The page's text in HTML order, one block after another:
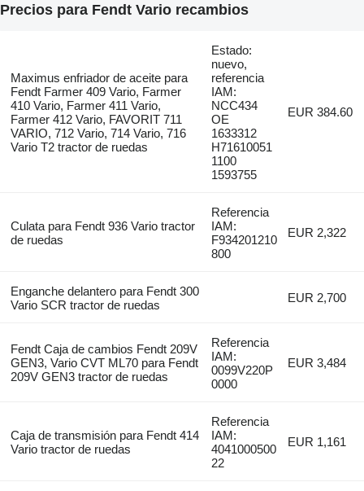
Precios para Fendt Vario recambios
Maximus enfriador de aceite para
Fendt Farmer 409 Vario, Farmer
410 Vario, Farmer 411 Vario,
Farmer 412 Vario, FAVORIT 711
VARIO, 712 Vario, 714 Vario, 716
Vario T2 tractor de ruedas
Estado:
nuevo,
referencia
IAM:
NCC434
OE
1633312
H71610051
1100
1593755
EUR 384.60
Culata para Fendt 936 Vario tractor
de ruedas
Referencia
IAM:
F934201210
800
EUR 2,322
Enganche delantero para Fendt 300
Vario SCR tractor de ruedas
EUR 2,700
Fendt Caja de cambios Fendt 209V
GEN3, Vario CVT ML70 para Fendt
209V GEN3 tractor de ruedas
Referencia
IAM:
0099V220P
0000
EUR 3,484
Caja de transmisión para Fendt 414
Vario tractor de ruedas
Referencia
IAM:
4041000500
22
EUR 1,161